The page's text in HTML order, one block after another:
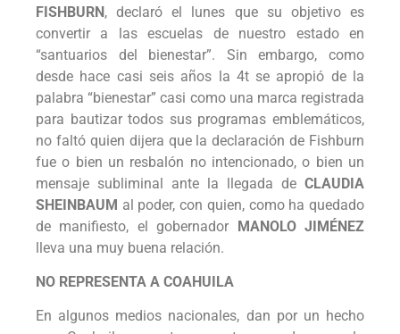
FISHBURN, declaró el lunes que su objetivo es
convertir a las escuelas de nuestro estado en
“santuarios del bienestar”. Sin embargo, como
desde hace casi seis años la 4t se apropió de la
palabra “bienestar” casi como una marca registrada
para bautizar todos sus programas emblemáticos,
no faltó quien dijera que la declaración de Fishburn
fue o bien un resbalón no intencionado, o bien un
mensaje subliminal ante la llegada de CLAUDIA
SHEINBAUM al poder, con quien, como ha quedado
de manifiesto, el gobernador MANOLO JIMÉNEZ
lleva una muy buena relación.
NO REPRESENTA A COAHUILA
En algunos medios nacionales, dan por un hecho